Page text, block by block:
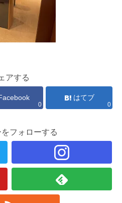
アする
0
はてブ
0
フォローする